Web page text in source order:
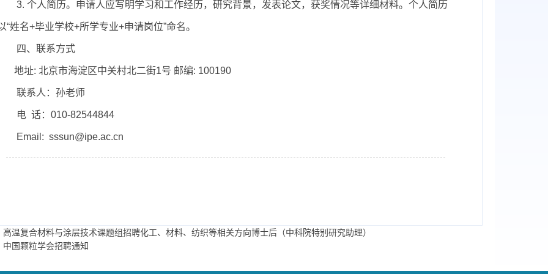
3. 个人简历。申请人应写明学习和工作经历，研究背景，发表论文，获奖情况等详细材料。个人简历
“姓名+毕业学校+所学专业+申请岗位”命名。
四、联系方式
地址: 北京市海淀区中关村北二街1号 邮编: 100190
联系人： 孙老师
电 话：010-82544844
Email: sssun@ipe.ac.cn
高温复合材料与涂层技术课题组招聘化工、材料、纺织等相关方向博士后（中科院特别研究助理）
中国颗粒学会招聘通知